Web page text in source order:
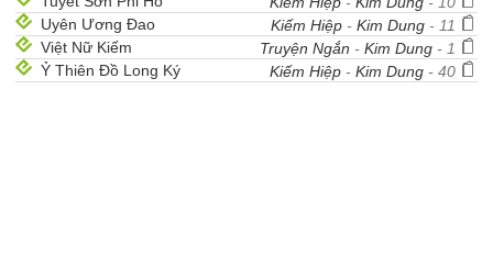
Uyên Ương Đao
Kiếm Hiệp - Kim Dung - 11
Việt Nữ Kiếm
Truyện Ngắn - Kim Dung - 1
Ỷ Thiên Đồ Long Ký
Kiếm Hiệp - Kim Dung - 40